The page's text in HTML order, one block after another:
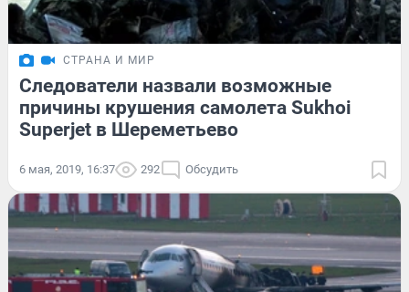
СТРАНА И МИР
Следователи назвали возможные
причины крушения самолета Sukhoi
Superjet в Шереметьево
6 мая, 2019, 16:37 292 Обсудить